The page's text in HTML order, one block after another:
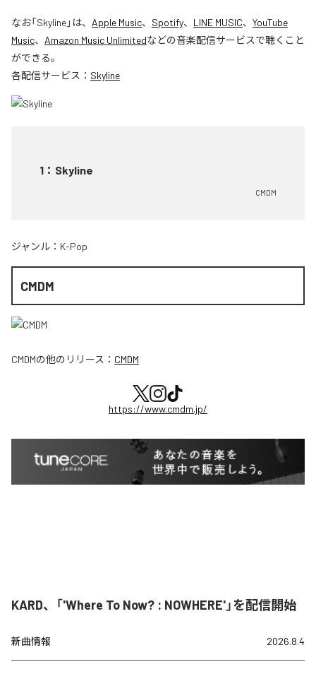
なお「Skyline」は、 Apple Music、 Spotify、 LINE MUSIC、 YouTube
Music、 Amazon Music Unlimitedなどの音楽配信サービスで聴くこと
ができる。
各配信サービス： Skyline
1 ： Skyline
CMDM
ジャンル： K-Pop
CMDM
CMDMの他のリリース： CMDM
https://www.cmdm.jp/
KARD、「'Where To Now? : NOWHERE'」を配信開始
新曲情報 2026.8.4